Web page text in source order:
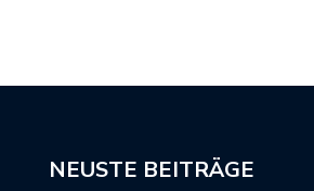
NEUSTE BEITRÄGE